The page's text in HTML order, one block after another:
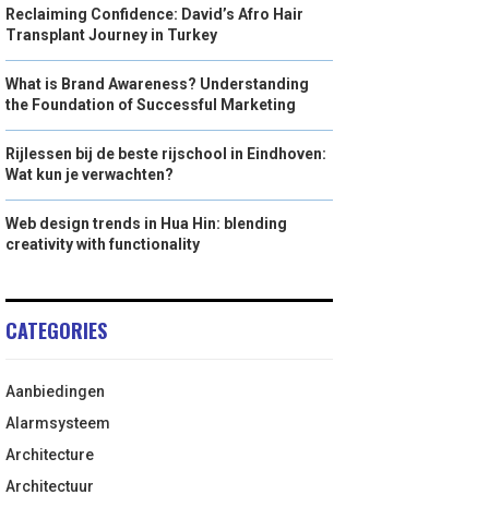
Reclaiming Confidence: David’s Afro Hair
Transplant Journey in Turkey
What is Brand Awareness? Understanding
the Foundation of Successful Marketing
Rijlessen bij de beste rijschool in Eindhoven:
Wat kun je verwachten?
Web design trends in Hua Hin: blending
creativity with functionality
CATEGORIES
Aanbiedingen
Alarmsysteem
Architecture
Architectuur